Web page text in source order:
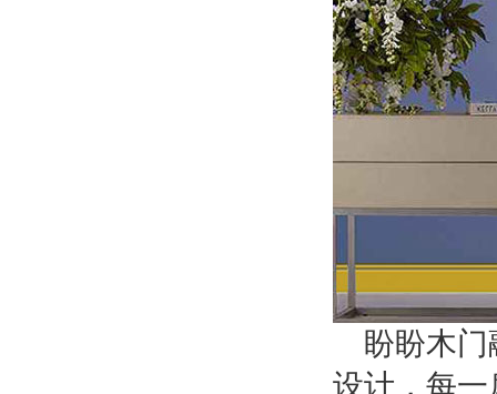
盼盼木
设计，每